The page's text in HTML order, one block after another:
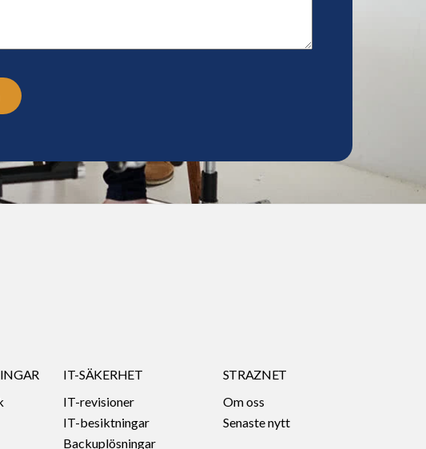
IT-SÄKERHET
IT-revisioner
IT-besiktningar
Backuplösningar
STRAZNET
Om oss
Senaste nytt